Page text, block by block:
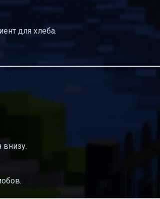
для хлеба.
внизу.